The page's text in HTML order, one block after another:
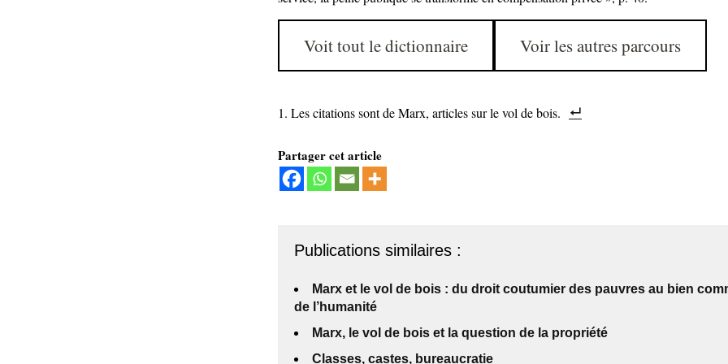
Voit tout le dictionnaire Voir les autres parcours
Les citations sont de Marx, articles sur le vol de bois.
Partager cet article
Publications similaires :
Marx et le vol de bois : du droit coutumier des pauvres au bien
de l’humanité
Marx, le vol de bois et la question de la propriété
Classes, castes, bureaucratie